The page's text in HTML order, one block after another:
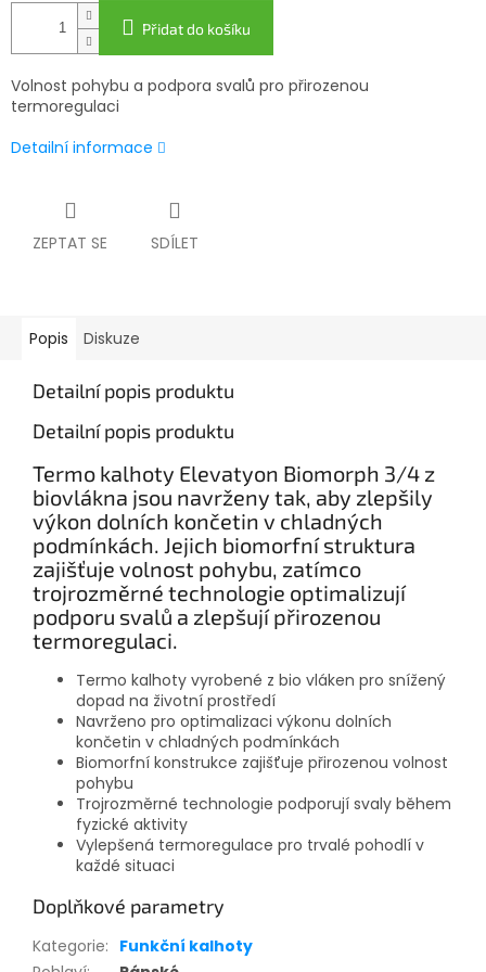
Přidat do košíku
Volnost pohybu a podpora svalů pro přirozenou
termoregulaci
Detailní informace
ZEPTAT SE SDÍLET
Popis Diskuze
Detailní popis produktu
Detailní popis produktu
Termo kalhoty Elevatyon Biomorph 3/4 z
biovlákna jsou navrženy tak, aby zlepšily
výkon dolních končetin v chladných
podmínkách. Jejich biomorfní struktura
zajišťuje volnost pohybu, zatímco
trojrozměrné technologie optimalizují
podporu svalů a zlepšují přirozenou
termoregulaci.
Termo kalhoty vyrobené z bio vláken pro snížený
dopad na životní prostředí
Navrženo pro optimalizaci výkonu dolních
končetin v chladných podmínkách
Biomorfní konstrukce zajišťuje přirozenou volnost
pohybu
Trojrozměrné technologie podporují svaly během
fyzické aktivity
Vylepšená termoregulace pro trvalé pohodlí v
každé situaci
Doplňkové parametry
Kategorie: Funkční kalhoty